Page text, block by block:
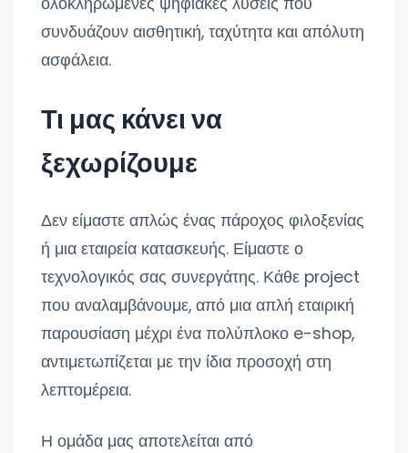
συνδυάζουν αισθητική, ταχύτητα και απόλυτη
ασφάλεια.
Τι μας κάνει να
ξεχωρίζουμε
Δεν είμαστε απλώς ένας πάροχος φιλοξενίας
ή μια εταιρεία κατασκευής. Είμαστε ο
τεχνολογικός σας συνεργάτης. Κάθε project
που αναλαμβάνουμε, από μια απλή εταιρική
παρουσίαση μέχρι ένα πολύπλοκο e-shop,
αντιμετωπίζεται με την ίδια προσοχή στη
λεπτομέρεια.
Η ομάδα μας αποτελείται από